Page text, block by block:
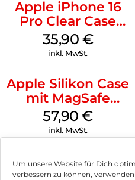
Um unsere Website für Dich
verbessern zu können,
Apple iPhone 16
Pro Clear Case
MagSafe
Transparent
35,90 €
inkl. MwSt.
Apple Silikon Case
mit MagSafe
iPhone 14 Pro
(PRODUCT)RED
57,90€
inkl. MwSt.